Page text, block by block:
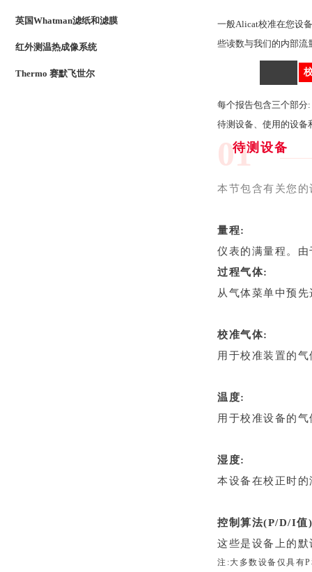
英国Whatman滤纸和滤膜
红外测温热成像系统
Thermo 赛默飞世尔
一般Alicat校准在您设
些读数与我们的内部流
每个报告包含三个部分:
待测设备、使用的设备
待测设备
01
本节包含有关您
量程:
仪表的满量程。
过程气体:
从气体菜单中预
校准气体:
用于校准装置的
温度:
用于校准设备的
湿度:
本设备在校正时的
控制算法(P/D/I
这些是设备上的
注:大多数设备仅具有